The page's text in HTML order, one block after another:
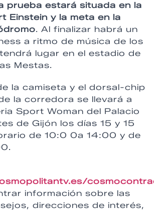
prueba estará situada en la
Einstein y la meta en la
. Al finalizar habrá un
a ritmo de música de los
lugar en el estadio de
Mestas.
la camiseta y el dorsal-chip
la corredora se llevará a
Sport Woman del Palacio
de Gijón los días 15 y 15
de 10:0 0a 14:00 y de
información sobre las
direcciones de interés,